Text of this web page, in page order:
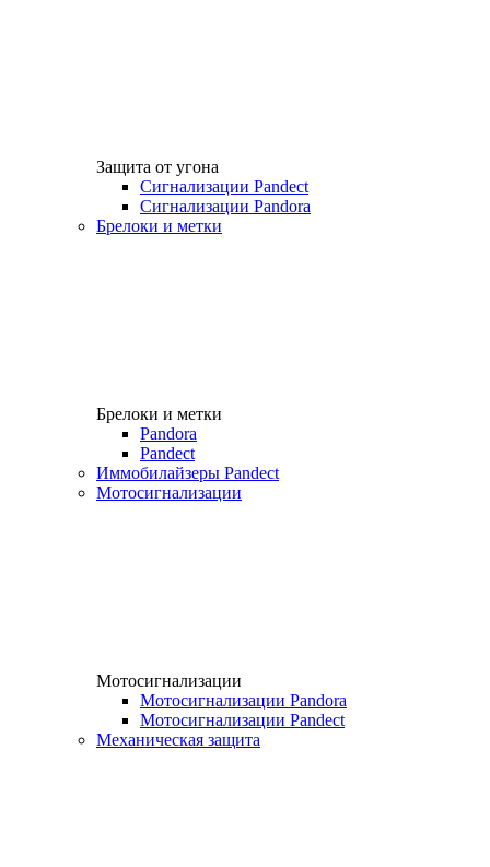
Защита от угона
Сигнализации Pandect
Сигнализации Pandora
Брелоки и метки
Брелоки и метки
Pandora
Pandect
Иммобилайзеры Pandect
Мотосигнализации
Мотосигнализации
Мотосигнализации Pandora
Мотосигнализации Pandect
Механическая защита